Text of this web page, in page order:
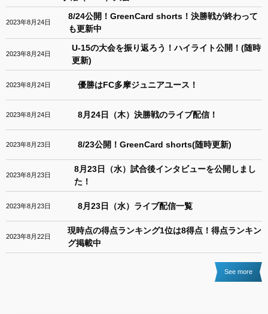
2023年8月24日
8/24公開！GreenCard shorts！決勝戦が終わって
も更新中
2023年8月24日
U-15の大会を振り返ろう！ハイライト公開！(随時
更新)
2023年8月24日 優勝はFC多摩ジュニアユース！
2023年8月24日 8月24日（木）決勝戦のライブ配信！
2023年8月23日 8/23公開！GreenCard shorts(随時更新)
2023年8月23日
8月23日（水）試合後インタビューを公開しまし
た！
2023年8月23日 8月23日（水）ライブ配信一覧
2023年8月22日
現時点の得点ランキング1位は8得点！得点ランキン
グ掲載中
See more